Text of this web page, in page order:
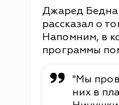
Джаред
рассказал о
Напомним, в
программы
"Мы
них в